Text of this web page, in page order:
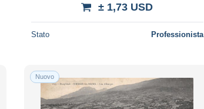
± 1,73 USD
Stato Professionista
Nuovo